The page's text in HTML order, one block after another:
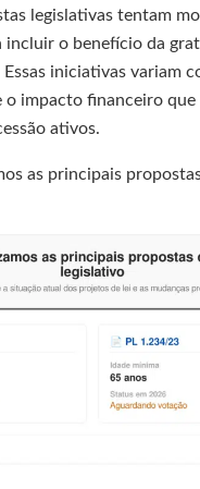
legislativas tentam
incluir o benefício da
iniciativas variam
o impacto financeiro que
ativos.
as principais